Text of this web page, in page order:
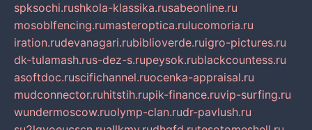
spksochi.rushkola-klassika.rusabeonline.ru
mosoblfencing.rumasteroptica.rulucomoria.ru
iration.rudevanagari.rubiblioverde.ruigro-pictures.ru
dk-tulamash.rus-dez-s.rupeysok.rublackcountess.ru
asoftdoc.ruscifichannel.ruocenka-appraisal.ru
mudconnector.ruhitstih.rupik-finance.ruvip-surfing.ru
wundermoscow.ruolymp-clan.rudr-pavlush.ru